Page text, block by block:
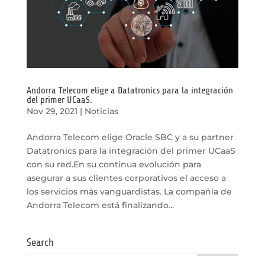
Andorra Telecom elige a Datatronics para la integración
del primer UCaaS.
Nov 29, 2021 | Noticias
Andorra Telecom elige Oracle SBC y a su partner
Datatronics para la integración del primer UCaaS
con su red.En su continua evolución para
asegurar a sus clientes corporativos el acceso a
los servicios más vanguardistas. La compañía de
Andorra Telecom está finalizando...
Search